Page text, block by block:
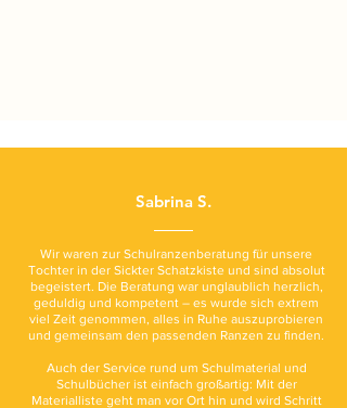
Sabrina S.
Wir waren zur Schulranzenberatung für unsere
Tochter in der Sickter Schatzkiste und sind absolut
begeistert. Die Beratung war unglaublich herzlich,
geduldig und kompetent – es wurde sich extrem
viel Zeit genommen, alles in Ruhe auszuprobieren
und gemeinsam den passenden Ranzen zu finden.
Auch der Service rund um Schulmaterial und
Schulbücher ist einfach großartig: Mit der
Materialliste geht man vor Ort hin und wird Schritt